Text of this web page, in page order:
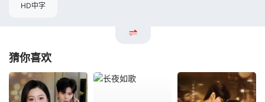
HD中字
猜你喜欢